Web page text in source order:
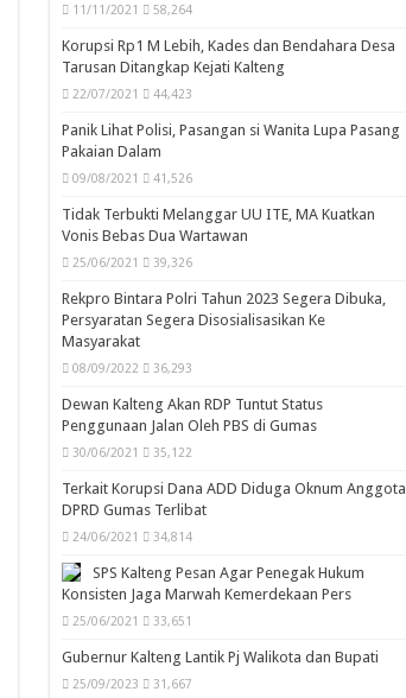
11/11/2021 58,264
Korupsi Rp1 M Lebih, Kades dan Bendahara Desa
Tarusan Ditangkap Kejati Kalteng
22/07/2021 44,423
Panik Lihat Polisi, Pasangan si Wanita Lupa Pasang
Pakaian Dalam
09/08/2021 41,526
Tidak Terbukti Melanggar UU ITE, MA Kuatkan
Vonis Bebas Dua Wartawan
25/06/2021 39,326
Rekpro Bintara Polri Tahun 2023 Segera Dibuka,
Persyaratan Segera Disosialisasikan Ke
Masyarakat
08/09/2022 36,293
Dewan Kalteng Akan RDP Tuntut Status
Penggunaan Jalan Oleh PBS di Gumas
30/06/2021 35,122
Terkait Korupsi Dana ADD Diduga Oknum Anggota
DPRD Gumas Terlibat
24/06/2021 34,814
SPS Kalteng Pesan Agar Penegak Hukum
Konsisten Jaga Marwah Kemerdekaan Pers
25/06/2021 33,651
Gubernur Kalteng Lantik Pj Walikota dan Bupati
25/09/2023 31,667